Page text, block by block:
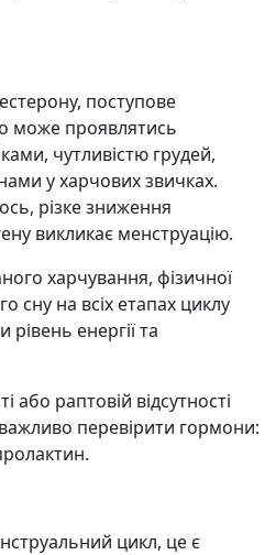
поступове
може проявлятись
чутливістю грудей,
у харчових звичках.
різке зниження
викликає менструацію.
харчування, фізичної
сну на всіх етапах циклу
енергії та
або раптовій відсутності
перевірити гормони:
цикл, це є